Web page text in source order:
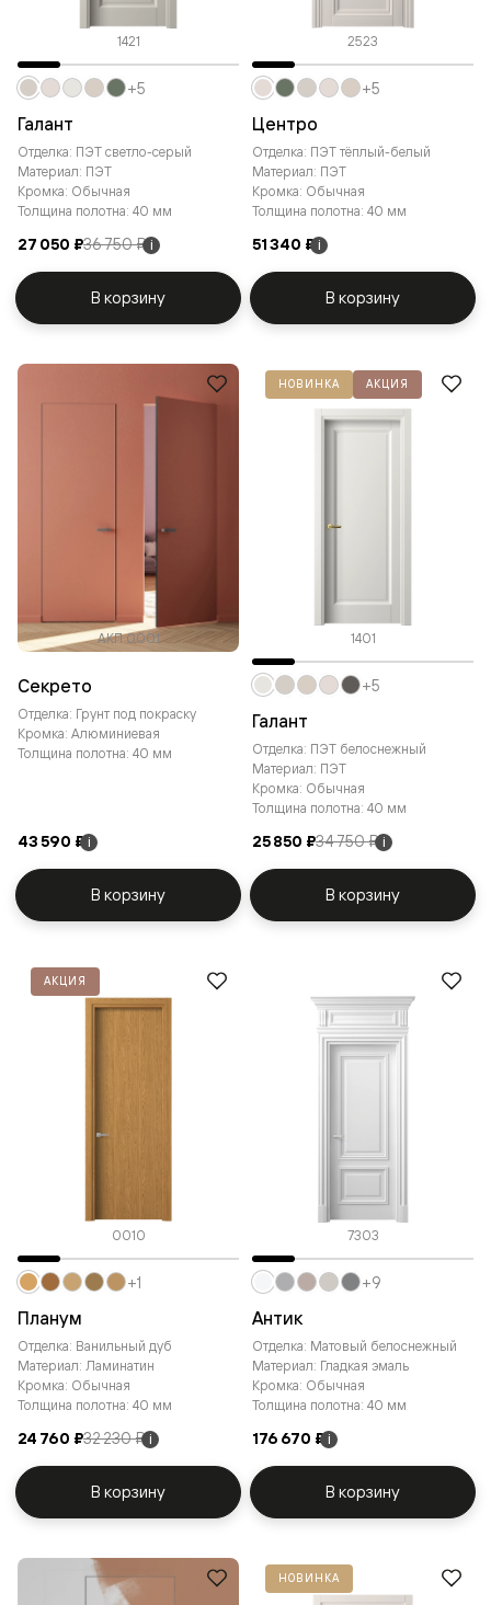
1421
Галант
Отделка: ПЭТ светло-серый
Материал: ПЭТ
Кромка: Обычная
Толщина полотна: 40 мм
27 050 ₽36 750 ₽ i
+5
В корзину
2523
Центро
Отделка: ПЭТ тёплый-белый
Материал: ПЭТ
Кромка: Обычная
Толщина полотна: 40 мм
51 340 ₽ i
+5
В корзину
АКП 0001
Секрето
Отделка: Грунт под покраску
Кромка: Алюминиевая
Толщина полотна: 40 мм
43 590 ₽ i
В корзину
НОВИНКА АКЦИЯ
1401
Галант
Отделка: ПЭТ белоснежный
Материал: ПЭТ
Кромка: Обычная
Толщина полотна: 40 мм
25 850 ₽34 750 ₽ i
+5
В корзину
АКЦИЯ
0010
Планум
Отделка: Ванильный дуб
Материал: Ламинатин
Кромка: Обычная
Толщина полотна: 40 мм
24 760 ₽32 230 ₽ i
+1
В корзину
7303
Антик
Отделка: Матовый белоснежный
Материал: Гладкая эмаль
Кромка: Обычная
Толщина полотна: 40 мм
176 670 ₽ i
+9
В корзину
НОВИНКА